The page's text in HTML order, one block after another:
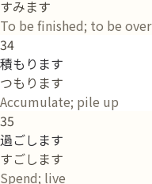
すみます
To be finished; to be over
34
積もります
つもります
Accumulate; pile up
35
過ごします
すごします
Spend; live